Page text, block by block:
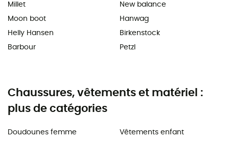
Millet
Moon boot
Helly Hansen
Barbour
New balance
Hanwag
Birkenstock
Petzl
Chaussures, vêtements et matériel :
plus de catégories
Doudounes femme
Vêtements enfant